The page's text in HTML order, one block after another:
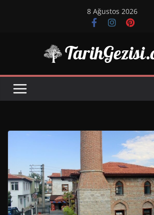
8 Ağustos 2026